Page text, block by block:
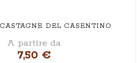
DEL CASENTINO
A partire da
7,50 €